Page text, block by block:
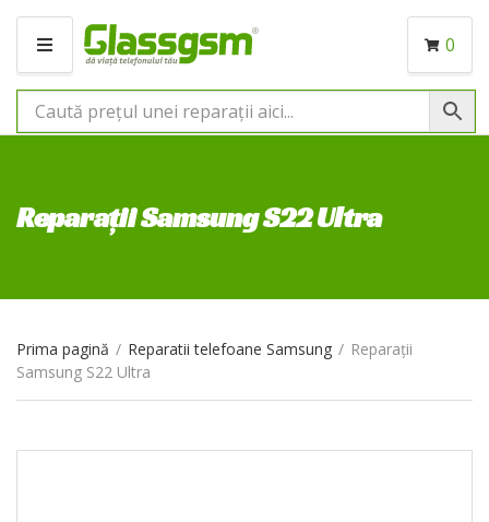
M
N
I
0
Reparații Samsung S22 Ultra
Prima pagină / Reparatii telefoane Samsung / Reparații
Samsung S22 Ultra